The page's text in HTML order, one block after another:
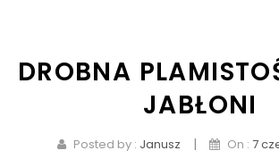
DROBNA
JABŁONI
Posted by : Janusz | On : 7